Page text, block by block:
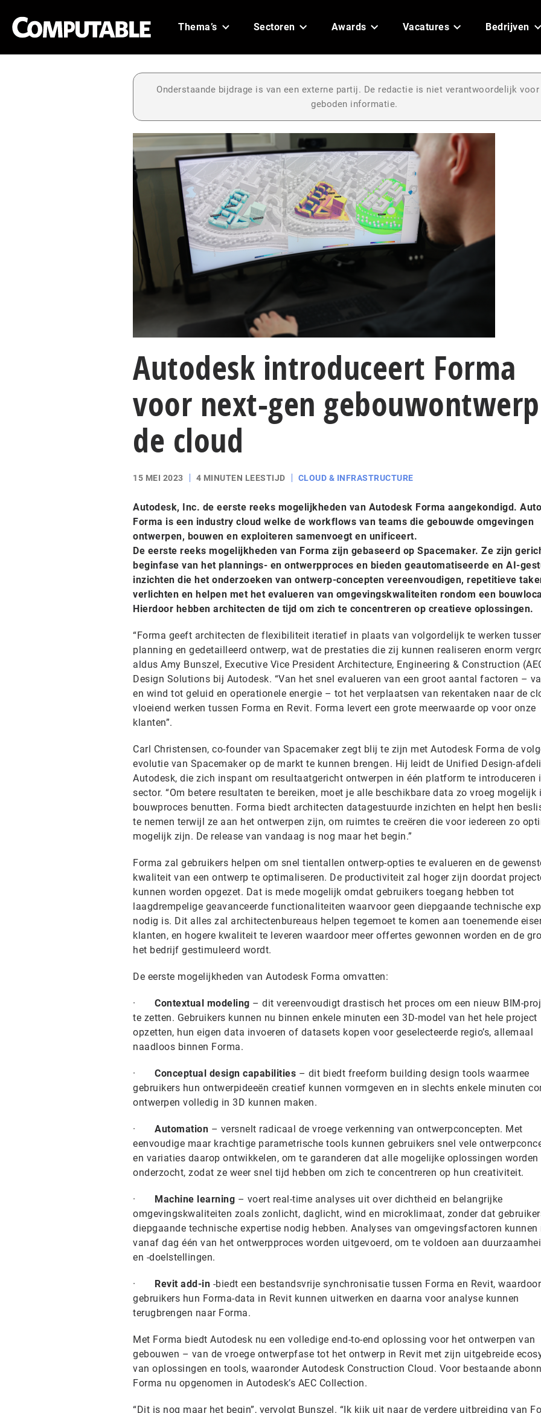
Thema’s Sectoren Awards Vacatures Bedrijven
Onderstaande bijdrage is van een externe partij. De redactie is niet verantwoordelijk voor
geboden informatie.
Autodesk introduceert Forma
voor next-gen
de cloud
15 MEI 2023 4 MINUTEN LEESTIJD CLOUD & INFRASTRUCTURE
Autodesk, Inc. de eerste reeks mogelijkheden van Autodesk Forma aangekondigd.
Forma is een industry cloud welke de workflows van teams die gebouwde omgevingen
ontwerpen, bouwen en exploiteren samenvoegt en unificeert.
De eerste reeks mogelijkheden van Forma zijn gebaseerd op Spacemaker. Ze zijn
beginfase van het plannings- en ontwerpproces en bieden geautomatiseerde en AI-
inzichten die het onderzoeken van ontwerp-concepten vereenvoudigen, repetitieve
verlichten en helpen met het evalueren van omgevingskwaliteiten rondom een
Hierdoor hebben architecten de tijd om zich te concentreren op creatieve oplossingen.
“Forma geeft architecten de flexibiliteit iteratief in plaats van volgordelijk te werken
planning en gedetailleerd ontwerp, wat de prestaties die zij kunnen realiseren enorm
aldus Amy Bunszel, Executive Vice President Architecture, Engineering & Construction
Design Solutions bij Autodesk. “Van het snel evalueren van een groot aantal factoren –
en wind tot geluid en operationele energie – tot het verplaatsen van rekentaken naar de
vloeiend werken tussen Forma en Revit. Forma levert een grote meerwaarde op voor onze
klanten”.
Carl Christensen, co-founder van Spacemaker zegt blij te zijn met Autodesk Forma de
evolutie van Spacemaker op de markt te kunnen brengen. Hij leidt de Unified Design-
Autodesk, die zich inspant om resultaatgericht ontwerpen in één platform te introduceren
sector. “Om betere resultaten te bereiken, moet je alle beschikbare data zo vroeg mogelijk
bouwproces benutten. Forma biedt architecten datagestuurde inzichten en helpt hen
te nemen terwijl ze aan het ontwerpen zijn, om ruimtes te creëren die voor iedereen zo
mogelijk zijn. De release van vandaag is nog maar het begin.”
Forma zal gebruikers helpen om snel tientallen ontwerp-opties te evalueren en de
kwaliteit van een ontwerp te optimaliseren. De productiviteit zal hoger zijn doordat
kunnen worden opgezet. Dat is mede mogelijk omdat gebruikers toegang hebben tot
laagdrempelige geavanceerde functionaliteiten waarvoor geen diepgaande technische
nodig is. Dit alles zal architectenbureaus helpen tegemoet te komen aan toenemende
klanten, en hogere kwaliteit te leveren waardoor meer offertes gewonnen worden en de
het bedrijf gestimuleerd wordt.
De eerste mogelijkheden van Autodesk Forma omvatten:
· Contextual modeling – dit vereenvoudigt drastisch het proces om een nieuw BIM-
te zetten. Gebruikers kunnen nu binnen enkele minuten een 3D-model van het hele project
opzetten, hun eigen data invoeren of datasets kopen voor geselecteerde regio’s, allemaal
naadloos binnen Forma.
· Conceptual design capabilities – dit biedt freeform building design tools waarmee
gebruikers hun ontwerpideeën creatief kunnen vormgeven en in slechts enkele minuten
ontwerpen volledig in 3D kunnen maken.
· Automation – versnelt radicaal de vroege verkenning van ontwerpconcepten. Met
eenvoudige maar krachtige parametrische tools kunnen gebruikers snel vele
en variaties daarop ontwikkelen, om te garanderen dat alle mogelijke oplossingen worden
onderzocht, zodat ze weer snel tijd hebben om zich te concentreren op hun creativiteit.
· Machine learning – voert real-time analyses uit over dichtheid en belangrijke
omgevingskwaliteiten zoals zonlicht, daglicht, wind en microklimaat, zonder dat
diepgaande technische expertise nodig hebben. Analyses van omgevingsfactoren kunnen
vanaf dag één van het ontwerpproces worden uitgevoerd, om te voldoen aan
en -doelstellingen.
· Revit add-in -biedt een bestandsvrije synchronisatie tussen Forma en Revit, waardoor
gebruikers hun Forma-data in Revit kunnen uitwerken en daarna voor analyse kunnen
terugbrengen naar Forma.
Met Forma biedt Autodesk nu een volledige end-to-end oplossing voor het ontwerpen van
gebouwen – van de vroege ontwerpfase tot het ontwerp in Revit met zijn uitgebreide
van oplossingen en tools, waaronder Autodesk Construction Cloud. Voor bestaande
Forma nu opgenomen in Autodesk’s AEC Collection.
“Dit is nog maar het begin”, vervolgt Bunszel. “Ik kijk uit naar de verdere uitbreiding van